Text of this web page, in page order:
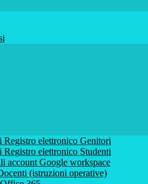
Registro elettronico Genitori
Registro elettronico Studenti
account Google workspace
(istruzioni operative)